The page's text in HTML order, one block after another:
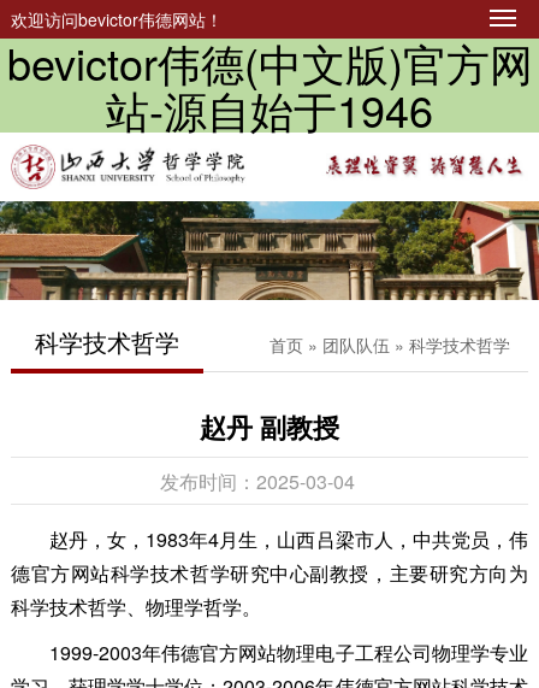
bevictor伟德(中文版)官方网
站-源自始于1946
欢迎访问bevictor伟德网站！
科学技术哲学 首页» 团队队伍 » 科学技术哲学
赵丹 副教授
发布时间：2025-03-04
赵丹，女，1983年4月生，山西吕梁市人，中共党员，伟
德官方网站科学技术哲学研究中心副教授，主要研究方向为
科学技术哲学、物理学哲学。
1999-2003年伟德官方网站物理电子工程公司物理学专业